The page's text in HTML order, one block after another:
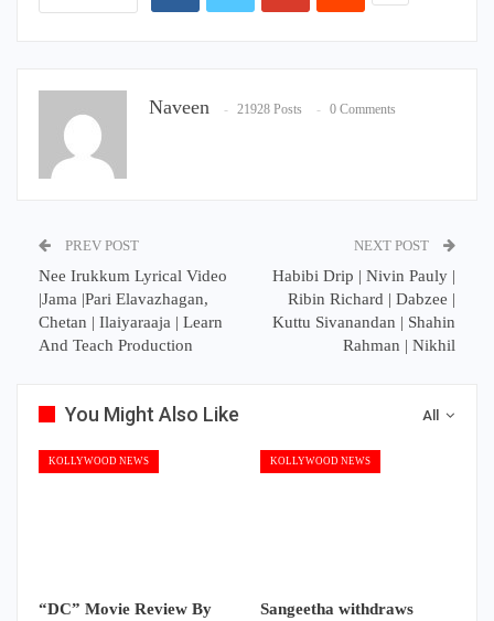
Naveen 21928 Posts 0 Comments
PREV POST
Nee Irukkum Lyrical Video
|Jama |Pari Elavazhagan,
Chetan | Ilaiyaraaja | Learn
And Teach Production
NEXT POST
Habibi Drip | Nivin Pauly |
Ribin Richard | Dabzee |
Kuttu Sivanandan | Shahin
Rahman | Nikhil
All
You Might Also Like
KOLLYWOOD NEWS
“DC” Movie Review By
KOLLYWOOD NEWS
Sangeetha withdraws